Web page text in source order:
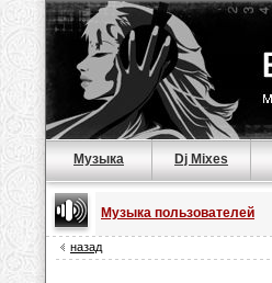
Музыка Dj Mixes
Музыка пользователей
назад